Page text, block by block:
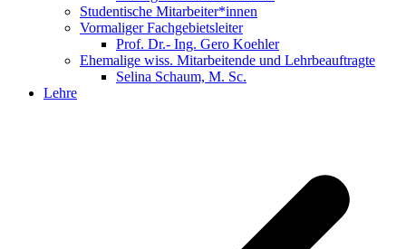
Studentische Mitarbeiter*innen
Vormaliger Fachgebietsleiter
Prof. Dr.- Ing. Gero Koehler
Ehemalige wiss. Mitarbeitende und Lehrbeauftragte
Selina Schaum, M. Sc.
Lehre